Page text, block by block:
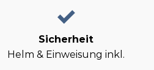
Sicherheit
Helm & Einweisung inkl.